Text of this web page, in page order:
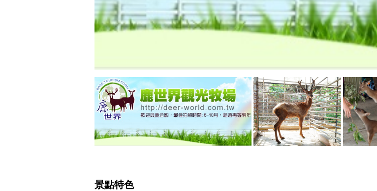
景點特色